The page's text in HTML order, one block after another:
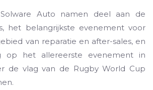
Auto namen deel aan de
het belangrijkste evenement voor
van reparatie en after-sales, en
op het allereerste evenement in
de vlag van de Rugby World Cup